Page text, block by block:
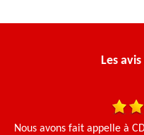
Les
Nous avons fait appelle à